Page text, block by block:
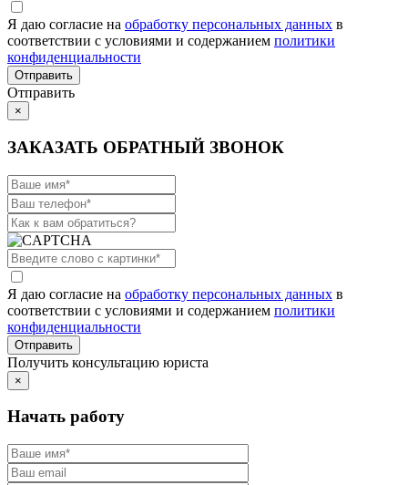
Я даю согласие на обработку персональных данных в
соответствии с условиями и содержанием политики
конфиденциальности
Отправить
×
ЗАКАЗАТЬ ОБРАТНЫЙ ЗВОНОК
Я даю согласие на обработку персональных данных в
соответствии с условиями и содержанием политики
конфиденциальности
Получить консультацию юриста
×
Начать работу